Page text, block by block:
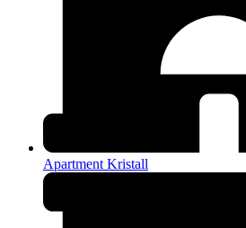
Apartment Kristall